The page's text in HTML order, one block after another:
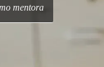
mentora